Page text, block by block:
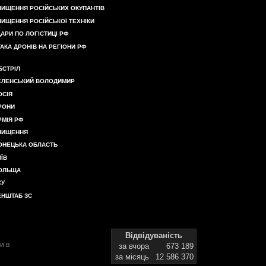
РОСІЙСЬКИХ ОКУПАНТІВ
РОСІЙСЬКОЇ ТЕХНІКИ
ПО ЛОГІСТИЦІ РФ
ДРОНІВ НА РЕГІОНИ РФ
ВОЛОДИМИР
РФ
ОБЛАСТЬ
ЗС
в
Відвідуваність
за вчора
673 189
за місяць
12 586 370